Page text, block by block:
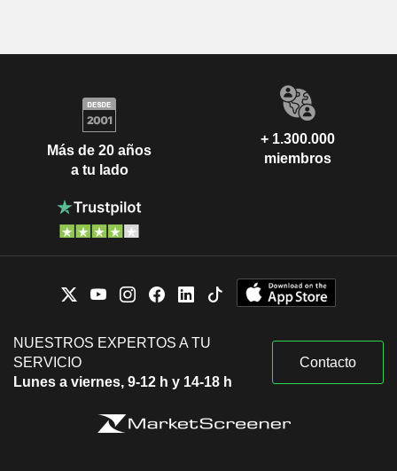
Más de 20 años
a tu lado
+ 1.300.000
miembros
NUESTROS EXPERTOS A TU
SERVICIO
Lunes a viernes, 9-12 h y 14-18 h
Contacto